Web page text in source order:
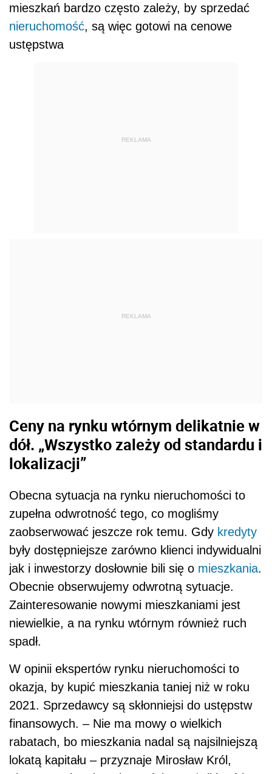
mieszkań bardzo często zależy, by sprzedać
nieruchomość, są więc gotowi na cenowe
ustępstwa
REKLAMA
REKLAMA
Ceny na rynku wtórnym delikatnie w
dół. „Wszystko zależy od standardu i
lokalizacji”
Obecna sytuacja na rynku nieruchomości to
zupełna odwrotność tego, co mogliśmy
zaobserwować jeszcze rok temu. Gdy kredyty
były dostępniejsze zarówno klienci indywidualni
jak i inwestorzy dosłownie bili się o mieszkania.
Obecnie obserwujemy odwrotną sytuacje.
Zainteresowanie nowymi mieszkaniami jest
niewielkie, a na rynku wtórnym również ruch
spadł.
W opinii ekspertów rynku nieruchomości to
okazja, by kupić mieszkania taniej niż w roku
2021. Sprzedawcy są skłonniejsi do ustępstw
finansowych. – Nie ma mowy o wielkich
rabatach, bo mieszkania nadal są najsilniejszą
lokatą kapitału – przyznaje Mirosław Król,